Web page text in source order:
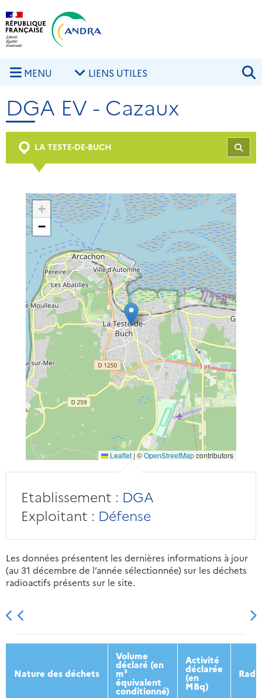
Aller au contenu principal
MENU LIENS UTILES
DGA EV - Cazaux
LA TESTE-DE-BUCH
+
−
Leaflet | ©OpenStreetMapcontributors
Etablissement : DGA
Exploitant : Défense
Les données présentent les dernières informations à jour
(au 31 décembre de l’année sélectionnée) sur les déchets
radioactifs présents sur le site.
2013 2014 2015 2016
Nature des déchets
Volume
déclaré (en
m³
équivalent
conditionné)
Activité
déclarée
(en
MBq)